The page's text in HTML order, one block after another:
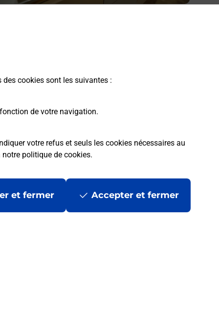
cookies sont les suivantes :
de votre navigation.
votre refus et seuls les cookies nécessaires au
notre politique de cookies.
et fermer Accepter et fermer
?